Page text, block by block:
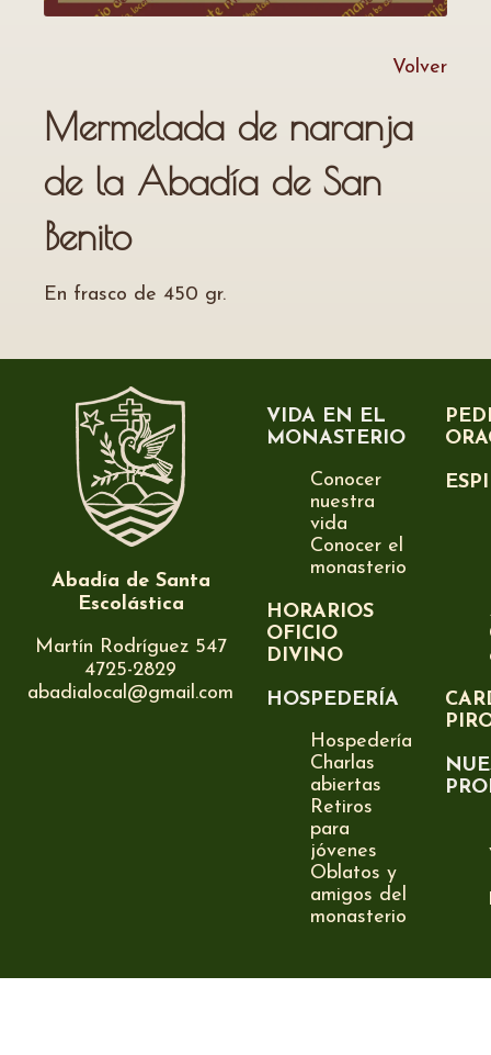
Volver
Mermelada de naranja
de la Abadía de San
Benito
En frasco de 450 gr.
Abadía de Santa
Escolástica
Martín Rodríguez 547
4725-2829
abadialocal@gmail.com
VIDA EN EL
MONASTERIO
Conocer
nuestra
vida
Conocer el
monasterio
HORARIOS
OFICIO
DIVINO
HOSPEDERÍA
Hospedería
Charlas
abiertas
Retiros
para
jóvenes
Oblatos y
amigos del
monasterio